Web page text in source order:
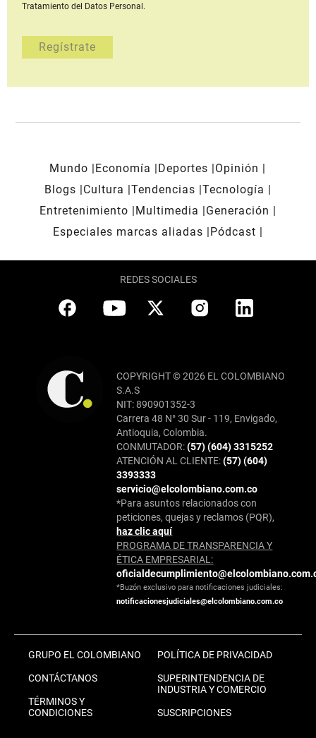
Tratamiento del Datos Personal.
Mundo Economía Deportes
Opinión
Blogs
Cultura Tendencias Tecnología
Entretenimiento
Multimedia
Generación
Especiales marcas aliadas
Pódcast
REDES SOCIALES
COPYRIGHT © 2026 EL COLOMBIANO
S.A.S
NIT: 890901352-3
Carrera 48 N° 30 Sur - 119, Envigado,
Antioquia, Colombia.
CONMUTADOR:(57) (604) 3315252
ATENCIÓN AL CLIENTE:(57) (604)
3393333
servicio@elcolombiano.com.co
*Para asuntos relacionados con
peticiones, quejas y reclamos (PQR),
haz clic aquí
PROGRAMA DE TRANSPARENCIA Y
ÉTICA EMPRESARIAL:
*Buzón exclusivo para notificaciones judiciales:
notificacionesjudiciales@elcolombiano.com.co
GRUPO EL COLOMBIANO
CONTÁCTANOS
TÉRMINOS Y
CONDICIONES
POLÍTICA DE PRIVACIDAD
SUPERINTENDENCIA DE
INDUSTRIA Y COMERCIO
SUSCRIPCIONES